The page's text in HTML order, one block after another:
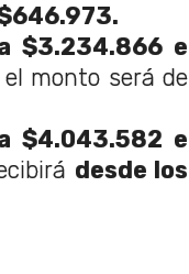
$3.234.866 e
el monto será de
$4.043.582 e
desde los